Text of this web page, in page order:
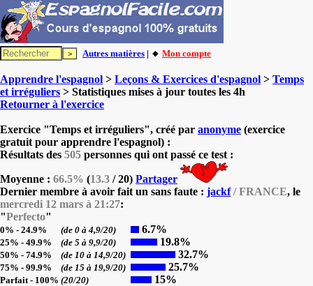
Autres matières | 🔸 Mon compte
Apprendre l'espagnol > Leçons & Exercices d'espagnol > Temps
et irréguliers > Statistiques mises à jour toutes les 4h
Retourner à l'exercice
Exercice "Temps et irréguliers", créé par anonyme (exercice
gratuit pour apprendre l'espagnol) :
Résultats des 505 personnes qui ont passé ce test :
Moyenne : 66.5% (13.3 / 20) Partager
Dernier membre à avoir fait un sans faute : jackf/ FRANCE, le
mercredi 12 mars à 21:27:
"Perfecto"
0% - 24.9% (de 0 à 4,9/20) 6.7%
25% - 49.9% (de 5 à 9,9/20) 19.8%
50% - 74.9% (de 10 à 14,9/20) 32.7%
75% - 99.9% (de 15 à 19,9/20) 25.7%
Parfait - 100% (20/20) 15%